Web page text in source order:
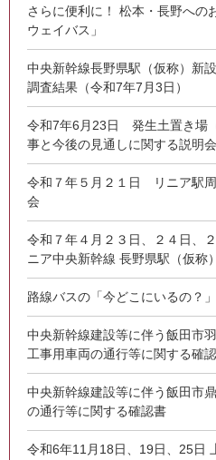
さらに便利に！ 松本・長野への
ウェイバス」
中央新幹線長野県駅（仮称）新
調査結果（令和7年7月3日）
令和7年6月23日 発生土置き場
事と今後の見通しに関する説明会
令和７年５月２１日 リニア駅
会
令和７年４月２３日、２４日、
ニア中央新幹線 長野県駅（仮称
路線バスの「今どこにいるの？
中央新幹線建設等に伴う飯田市
工事用車両の通行等に関する確
中央新幹線建設等に伴う飯田市
の通行等に関する確認書
令和6年11月18日、19日、25日